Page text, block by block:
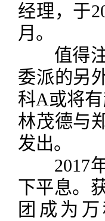
经理，于
月。
值得注
委派的另
科A或将
林茂德与
发出。
2017年
下平息。
团成为